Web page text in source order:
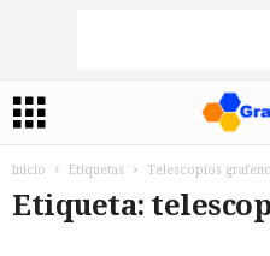
Inicio Etiquetas Telescopios grafeno
Etiqueta: